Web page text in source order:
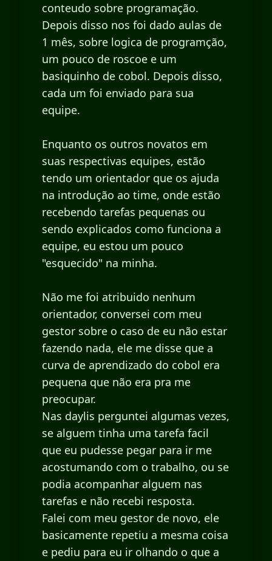
conteudo sobre programação.
Depois disso nos foi dado aulas de
1 mês, sobre logica de programção,
um pouco de roscoe e um
basiquinho de cobol. Depois disso,
cada um foi enviado para sua
equipe.
Enquanto os outros novatos em
suas respectivas equipes, estão
tendo um orientador que os ajuda
na introdução ao time, onde estão
recebendo tarefas pequenas ou
sendo explicados como funciona a
equipe, eu estou um pouco
"esquecido" na minha.
Não me foi atribuido nenhum
orientador, conversei com meu
gestor sobre o caso de eu não estar
fazendo nada, ele me disse que a
curva de aprendizado do cobol era
pequena que não era pra me
preocupar.
Nas daylis perguntei algumas vezes,
se alguem tinha uma tarefa facil
que eu pudesse pegar para ir me
acostumando com o trabalho, ou se
podia acompanhar alguem nas
tarefas e não recebi resposta.
Falei com meu gestor de novo, ele
basicamente repetiu a mesma coisa
e pediu para eu ir olhando o que a